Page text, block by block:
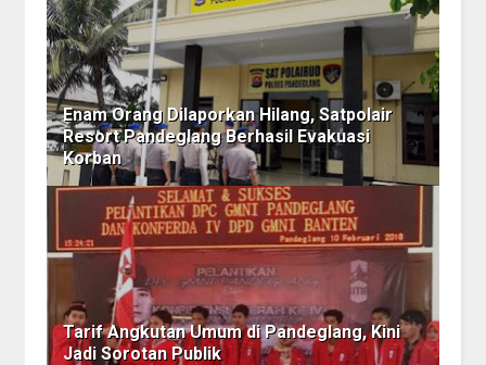
Enam Orang Dilaporkan Hilang, Satpolair
Resort Pandeglang Berhasil Evakuasi
Korban
Tarif Angkutan Umum di Pandeglang, Kini
Jadi Sorotan Publik